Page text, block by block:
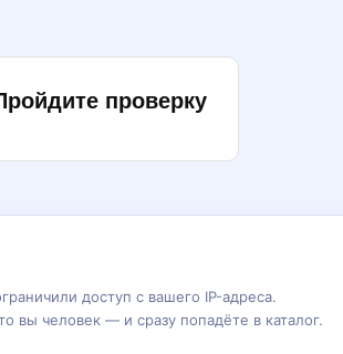
проверку
доступ с вашего IP-адреса.
вы человек — и сразу попадёте в каталог.